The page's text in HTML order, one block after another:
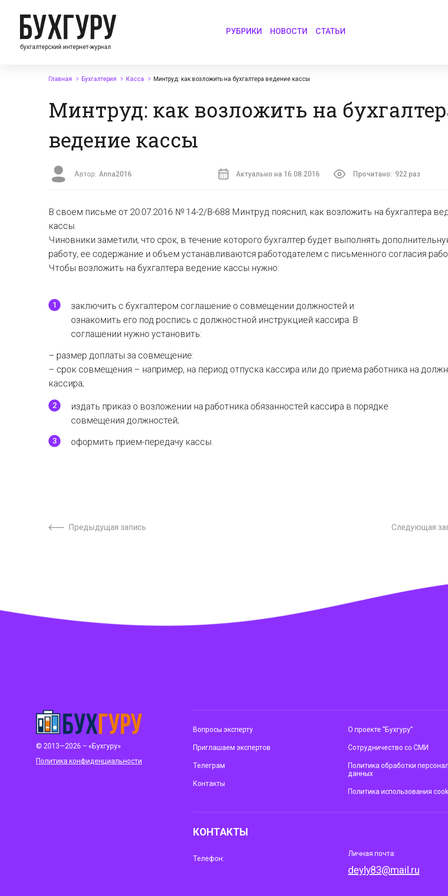
бухгалтерский интернет-журнал
РУБРИКИ НОВОСТИ СТАТЬИ
Главная Бухгалтерия Касса Минтруд: как возложить на бухгалтера ведение кассы
Минтруд: как возложить на
ведение кассы
Автор: Anna2016 Актуально на 16.08.2016 Прочитано: 922 раз
В своем письме от 20.07.2016 № 14-2/В-688 Минтруд пояснил, как возложить на бухгалтера
кассы.
Чиновники заметили, что срок, в течение которого бухгалтер будет выполнять
работу, ее содержание и объем устанавливаются работодателем с письменного согласия
Чтобы возложить на бухгалтера ведение кассы нужно:
заключить с бухгалтером соглашение о совмещении должностей и
ознакомить его под роспись с должностной инструкцией кассира. В
соглашении нужно установить:
– размер доплаты за совмещение:
– срок совмещения – например, на период отпуска кассира или до приема работника на
кассира;
издать приказ о возложении на работника обязанностей кассира в порядке
совмещения должностей;
оформить прием-передачу кассы.
Предыдущая запись Следующая
© 2013—2026 – «Бухгуру»
Политика конфиденциальности
Вопросы эксперту
Приглашаем экспертов
Телеграм
Контакты
О проекте “Бухгуру”
Сотрудничество со СМИ
Политика обработки
данных
Политика использования
КОНТАКТЫ
Телефон:
Личная почта:
deyly83@mail.ru